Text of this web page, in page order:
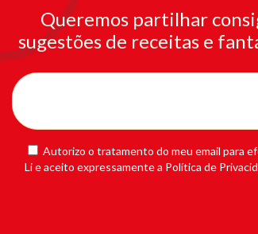
Queremos partilhar
sugestões de receitas e
Autorizo o tratamento do meu email para
Li e aceito expressamente a Política de